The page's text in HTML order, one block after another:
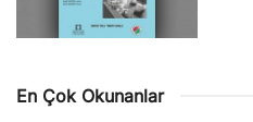
En Çok Okunanlar